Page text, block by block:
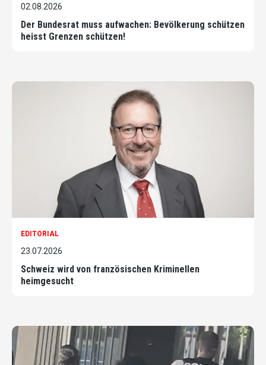
02.08.2026
Der Bundesrat muss aufwachen: Bevölkerung schützen
heisst Grenzen schützen!
EDITORIAL
23.07.2026
Schweiz wird von französischen Kriminellen
heimgesucht